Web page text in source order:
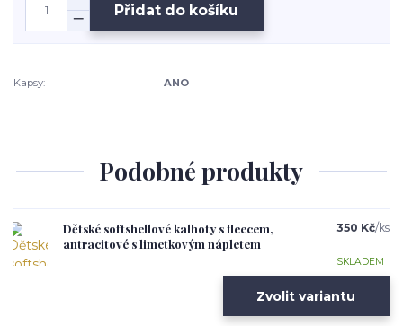
Přidat do košíku
Kapsy: ANO
Podobné produkty
Dětské softshellové kalhoty s fleecem,
antracitové s limetkovým nápletem
350 Kč/ks
SKLADEM
Zvolit variantu